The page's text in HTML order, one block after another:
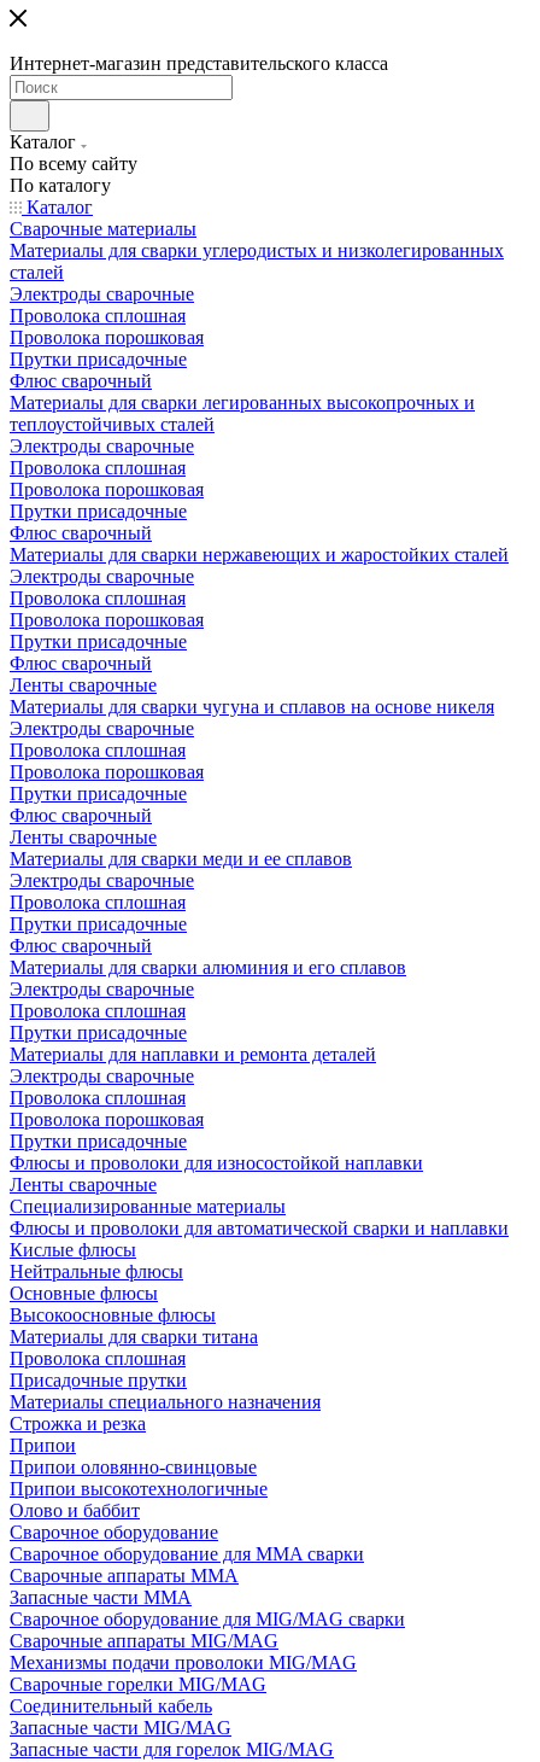
Интернет-магазин представительского класса
Каталог
По всему сайту
По каталогу
Каталог
Сварочные материалы
Материалы для сварки углеродистых и низколегированных
сталей
Электроды сварочные
Проволока сплошная
Проволока порошковая
Прутки присадочные
Флюс сварочный
Материалы для сварки легированных высокопрочных и
теплоустойчивых сталей
Электроды сварочные
Проволока сплошная
Проволока порошковая
Прутки присадочные
Флюс сварочный
Материалы для сварки нержавеющих и жаростойких сталей
Электроды сварочные
Проволока сплошная
Проволока порошковая
Прутки присадочные
Флюс сварочный
Ленты сварочные
Материалы для сварки чугуна и сплавов на основе никеля
Электроды сварочные
Проволока сплошная
Проволока порошковая
Прутки присадочные
Флюс сварочный
Ленты сварочные
Материалы для сварки меди и ее сплавов
Электроды сварочные
Проволока сплошная
Прутки присадочные
Флюс сварочный
Материалы для сварки алюминия и его сплавов
Электроды сварочные
Проволока сплошная
Прутки присадочные
Материалы для наплавки и ремонта деталей
Электроды сварочные
Проволока сплошная
Проволока порошковая
Прутки присадочные
Флюсы и проволоки для износостойкой наплавки
Ленты сварочные
Специализированные материалы
Флюсы и проволоки для автоматической сварки и наплавки
Кислые флюсы
Нейтральные флюсы
Основные флюсы
Высокоосновные флюсы
Материалы для сварки титана
Проволока сплошная
Присадочные прутки
Материалы специального назначения
Строжка и резка
Припои
Припои оловянно-свинцовые
Припои высокотехнологичные
Олово и баббит
Сварочное оборудование
Сварочное оборудование для MMA сварки
Сварочные аппараты MMA
Запасные части MMA
Сварочное оборудование для MIG/MAG сварки
Сварочные аппараты MIG/MAG
Механизмы подачи проволоки MIG/MAG
Сварочные горелки MIG/MAG
Соединительный кабель
Запасные части MIG/MAG
Запасные части для горелок MIG/MAG